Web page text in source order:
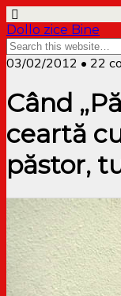
Dollo zice Bine
03/02/2012 • 22
Când
ceartă
păstor,